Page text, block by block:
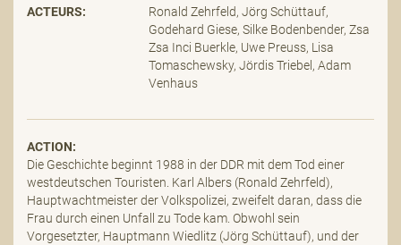
ACTEURS:
Ronald Zehrfeld, Jörg Schüttauf,
Godehard Giese, Silke Bodenbender, Zsa
Zsa Inci Buerkle, Uwe Preuss, Lisa
Tomaschewsky, Jördis Triebel, Adam
Venhaus
ACTION:
Die Geschichte beginnt 1988 in der DDR mit dem Tod einer
westdeutschen Touristen. Karl Albers (Ronald Zehrfeld),
Hauptwachtmeister der Volkspolizei, zweifelt daran, dass die
Frau durch einen Unfall zu Tode kam. Obwohl sein
Vorgesetzter, Hauptmann Wiedlitz (Jörg Schüttauf), und der